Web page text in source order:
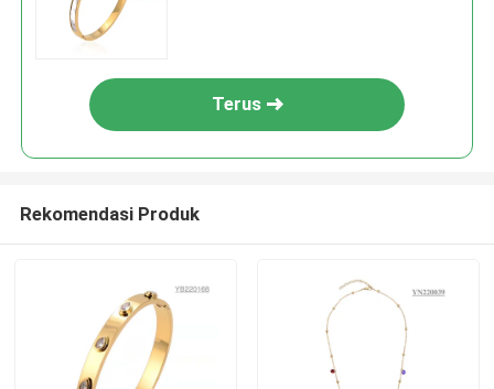
Terus
Rekomendasi Produk